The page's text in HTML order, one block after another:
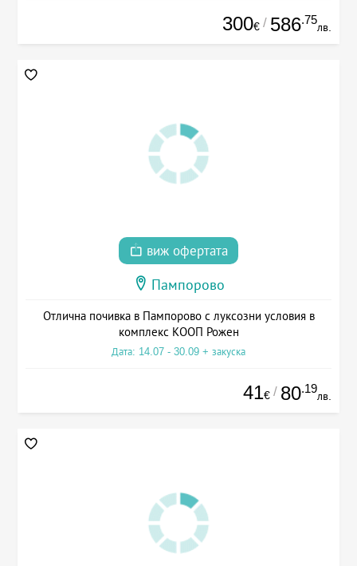
300€ / 586.75
лв.
виж офертата
Пампорово
Отлична почивка в Пампорово с луксозни условия в
комплекс КООП Рожен
Дата: 14.07 - 30.09 + закуска
41€ / 80.19
лв.